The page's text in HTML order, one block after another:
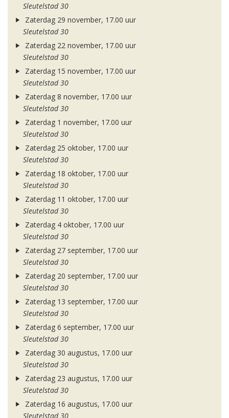
Sleutelstad 30
Zaterdag 29 november, 17.00 uur
Sleutelstad 30
Zaterdag 22 november, 17.00 uur
Sleutelstad 30
Zaterdag 15 november, 17.00 uur
Sleutelstad 30
Zaterdag 8 november, 17.00 uur
Sleutelstad 30
Zaterdag 1 november, 17.00 uur
Sleutelstad 30
Zaterdag 25 oktober, 17.00 uur
Sleutelstad 30
Zaterdag 18 oktober, 17.00 uur
Sleutelstad 30
Zaterdag 11 oktober, 17.00 uur
Sleutelstad 30
Zaterdag 4 oktober, 17.00 uur
Sleutelstad 30
Zaterdag 27 september, 17.00 uur
Sleutelstad 30
Zaterdag 20 september, 17.00 uur
Sleutelstad 30
Zaterdag 13 september, 17.00 uur
Sleutelstad 30
Zaterdag 6 september, 17.00 uur
Sleutelstad 30
Zaterdag 30 augustus, 17.00 uur
Sleutelstad 30
Zaterdag 23 augustus, 17.00 uur
Sleutelstad 30
Zaterdag 16 augustus, 17.00 uur
Sleutelstad 30